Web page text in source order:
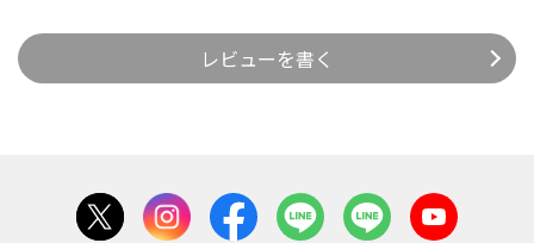
レビューを書く